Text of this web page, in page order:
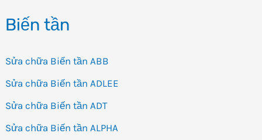
Biến tần
Sửa chữa Biến tần ABB
Sửa chữa Biến tần ADLEE
Sửa chữa Biến tần ADT
Sửa chữa Biến tần ALPHA